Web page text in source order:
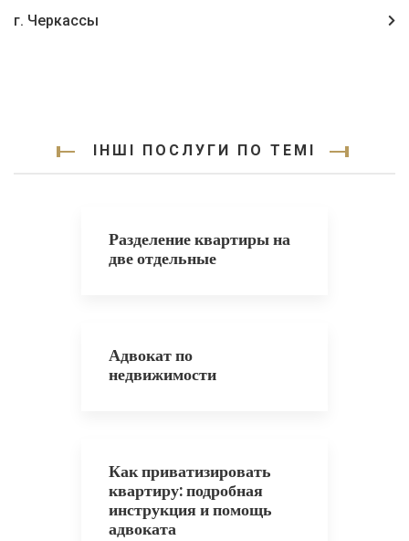
г. Черкассы
ІНШІ ПОСЛУГИ ПО ТЕМІ
Разделение квартиры на
две отдельные
Адвокат по
недвижимости
Как приватизировать
квартиру: подробная
инструкция и помощь
адвоката